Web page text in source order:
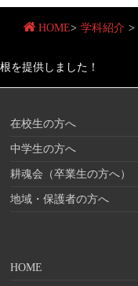
HOME> 学科紹介 >
根を提供しました！
在校生の方へ
中学生の方へ
耕魂会（卒業生の方へ）
地域・保護者の方へ
HOME